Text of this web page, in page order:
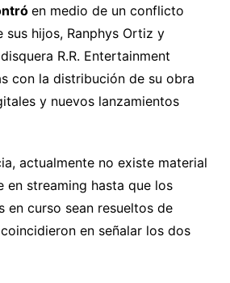
en medio de un conflicto
sus hijos, Ranphys Ortiz y
R.R. Entertainment
con la distribución de su obra
y nuevos lanzamientos
actualmente no existe material
en streaming hasta que los
en curso sean resueltos de
en señalar los dos